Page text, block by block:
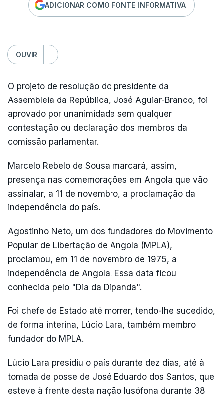
ADICIONAR COMO FONTE INFORMATIVA
OUVIR
O projeto de resolução do presidente da
Assembleia da República, José Aguiar-Branco, foi
aprovado por unanimidade sem qualquer
contestação ou declaração dos membros da
comissão parlamentar.
Marcelo Rebelo de Sousa marcará, assim,
presença nas comemorações em Angola que vão
assinalar, a 11 de novembro, a proclamação da
independência do país.
Agostinho Neto, um dos fundadores do Movimento
Popular de Libertação de Angola (MPLA),
proclamou, em 11 de novembro de 1975, a
independência de Angola. Essa data ficou
conhecida pelo "Dia da Dipanda".
Foi chefe de Estado até morrer, tendo-lhe sucedido,
de forma interina, Lúcio Lara, também membro
fundador do MPLA.
Lúcio Lara presidiu o país durante dez dias, até à
tomada de posse de José Eduardo dos Santos, que
esteve à frente desta nação lusófona durante 38